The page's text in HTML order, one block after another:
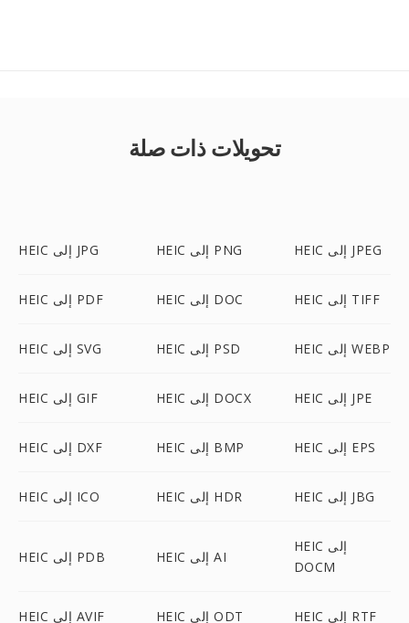
تحويلات ذات صلة
HEIC إلى JPG HEIC إلى PNG HEIC إلى JPEG
HEIC إلى PDF HEIC إلى DOC HEIC إلى TIFF
HEIC إلى SVG HEIC إلى PSD HEIC إلى WEBP
HEIC إلى GIF HEIC إلى DOCX HEIC إلى JPE
HEIC إلى DXF HEIC إلى BMP HEIC إلى EPS
HEIC إلى ICO HEIC إلى HDR HEIC إلى JBG
HEIC إلى PDB HEIC إلى AI
HEIC إلى
DOCM
HEIC إلى AVIF HEIC إلى ODT HEIC إلى RTF